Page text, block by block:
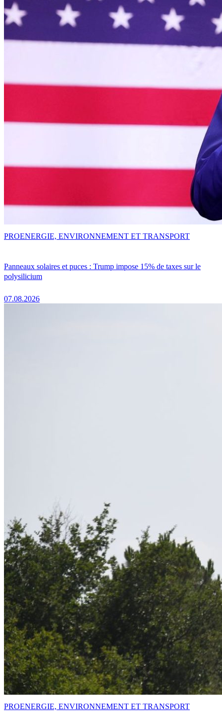
Panneaux solaires et puces : Trump impose 15% de taxes sur le
polysilicium
07.08.2026
PROENERGIE, ENVIRONNEMENT ET TRANSPORT
PROENERGIE, ENVIRONNEMENT ET TRANSPORT